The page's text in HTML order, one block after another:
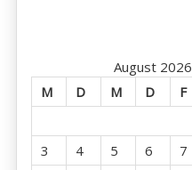
August 2026
M
D M D F
3
4 5 6 7